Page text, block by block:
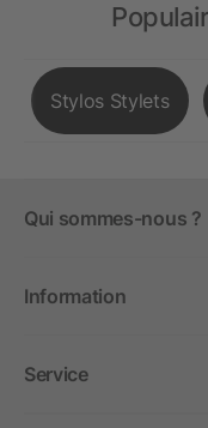
Stylos Stylets
Qui sommes-nous ?
Information
Service